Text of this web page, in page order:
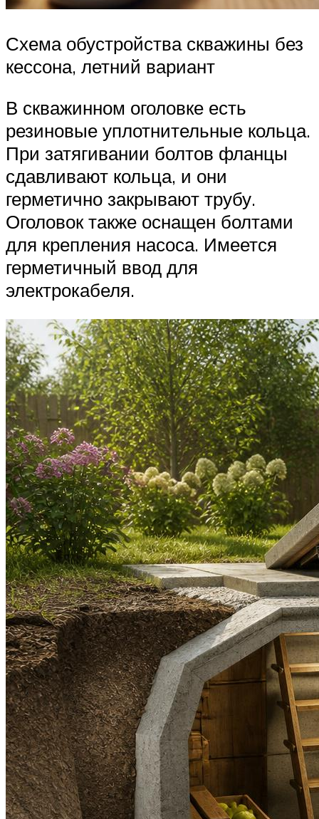
Схема обустройства скважины без
кессона, летний вариант
В скважинном оголовке есть
резиновые уплотнительные кольца.
При затягивании болтов фланцы
сдавливают кольца, и они
герметично закрывают трубу.
Оголовок также оснащен болтами
для крепления насоса. Имеется
герметичный ввод для
электрокабеля.